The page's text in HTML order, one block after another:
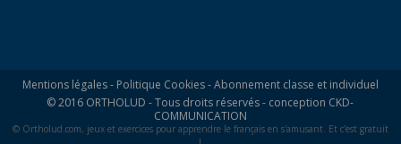
Mentions légales- Politique Cookies-Abonnement classe et individuel
© 2016 ORTHOLUD - Tous droits réservés - conception CKD-
COMMUNICATION
© Ortholud.com, jeux et exercices pour apprendre le français en s'amusant. Et c'est gratuit